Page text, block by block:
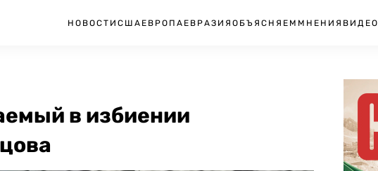
НОВОСТИ США ЕВРОПА ЕВРАЗИЯ ОБЪЯСНЯЕМ МНЕНИЯ ВИДЕО
в избиении